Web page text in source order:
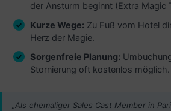
der Ansturm beginnt (Extra Magic
Kurze Wege: Zu Fuß vom Hotel
Herz der Magie.
Sorgenfreie Planung:
Stornierung oft kostenlos möglich.
„Als ehemaliger Sales Cast Member in